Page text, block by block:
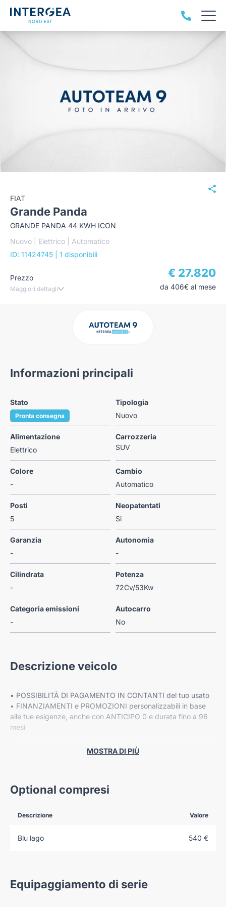
FIAT
Grande Panda
GRANDE PANDA 44 KWH ICON
Nuovo | Elettrico | Automatico
ID: 11424745
| 1 disponibili
Prezzo
Maggiori dettagli
€ 27.820
da 406€ al mese
Informazioni principali
Stato
Pronta consegna
Tipologia
Nuovo
Alimentazione
Elettrico
Carrozzeria
SUV
Colore
-
Cambio
Automatico
Posti
5
Neopatentati
Si
Garanzia
-
Autonomia
-
Cilindrata
-
Potenza
72Cv/53Kw
Categoria emissioni
-
Autocarro
No
Descrizione veicolo
• POSSIBILITÀ DI PAGAMENTO IN CONTANTI del tuo usato
• FINANZIAMENTI e PROMOZIONI personalizzabili in base
alle tue esigenze, anche con ANTICIPO 0 e durata fino a 96
mesi
-VERONA, Via Gardesane 66
MOSTRA DI PIÙ
Optional compresi
Descrizione Valore
Blu lago 540 €
Equipaggiamento di serie